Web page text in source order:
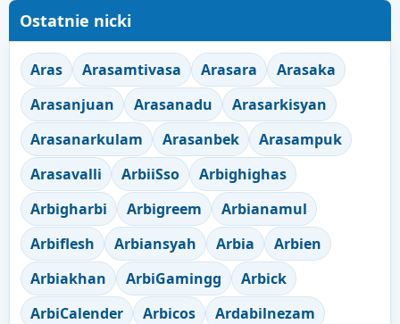
Ostatnie nicki
Aras Arasamtivasa Arasara
Arasaka
Arasanjuan
Arasanadu
Arasarkisyan
Arasanarkulam
Arasanbek
Arasampuk
Arasavalli
ArbiiSso
Arbighighas
Arbigharbi
Arbigreem
Arbianamul
Arbiflesh
Arbiansyah Arbia
Arbien
Arbiakhan
ArbiGamingg
Arbick
ArbiCalender
Arbicos
Ardabilnezam